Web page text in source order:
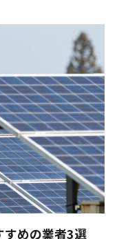
すめの業者3選